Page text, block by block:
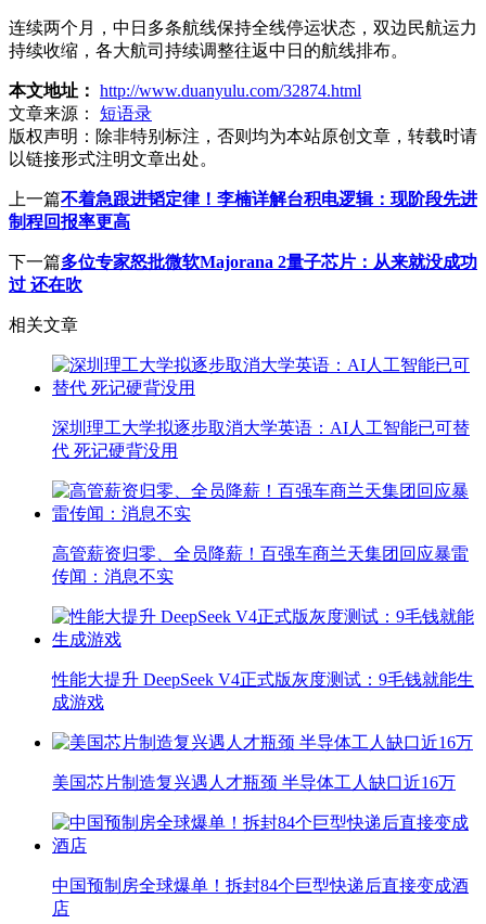
连续两个月，中日多条航线保持全线停运状态，双边民航运力
持续收缩，各大航司持续调整往返中日的航线排布。
本文地址： http://www.duanyulu.com/32874.html
文章来源：
短语录
版权声明： 除非特别标注，否则均为本站原创文章，转载时请
以链接形式注明文章出处。
上一篇不着急跟进韬定律！李楠详解台积电逻辑：现阶段先进
制程回报率更高
下一篇多位专家怒批微软Majorana 2量子芯片：从来就没成功
过 还在吹
相关文章
深圳理工大学拟逐步取消大学英语：AI人工智能已可替
代 死记硬背没用
高管薪资归零、全员降薪！百强车商兰天集团回应暴雷
传闻：消息不实
性能大提升 DeepSeek V4正式版灰度测试：9毛钱就能生
成游戏
美国芯片制造复兴遇人才瓶颈 半导体工人缺口近16万
中国预制房全球爆单！拆封84个巨型快递后直接变成酒
店